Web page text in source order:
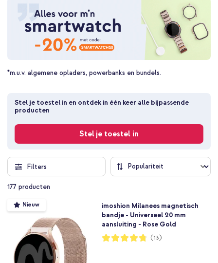
*m.u.v. algemene opladers, powerbanks en bundels.
Stel je toestel in en ontdek in één keer alle bijpassende
producten
Stel je toestel in
Filters
177 producten
Nieuw
imoshion Milanees magnetisch
bandje - Universeel 20 mm
aansluiting - Rose Gold
Waardering:
95%
(13)